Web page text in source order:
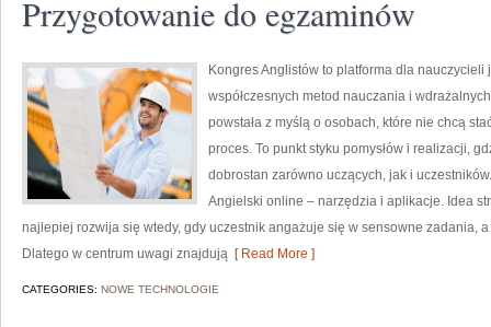
Przygotowanie do egzaminów
Kongres Anglistów to platforma dla
współczesnych metod nauczania i
powstała z myślą o osobach, które nie chcą
proces. To punkt styku pomysłów i realizacji,
dobrostan zarówno uczących, jak i
Angielski online – narzędzia i aplikacje. Idea
najlepiej rozwija się wtedy, gdy uczestnik angażuje się w sensowne zadania,
Dlatego w centrum uwagi znajdują [ Read More ]
CATEGORIES: NOWE TECHNOLOGIE